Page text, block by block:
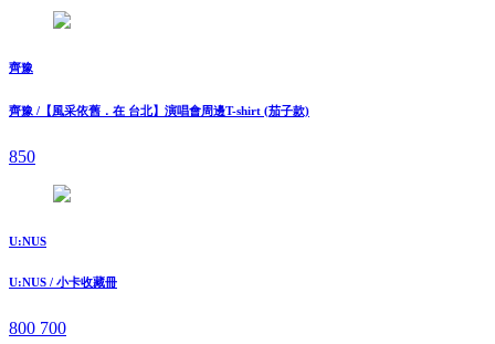
齊豫
齊豫 /【風采依舊．在 台北】演唱會周邊T-shirt (茄子款)
850
U:NUS
U:NUS / 小卡收藏冊
800 700